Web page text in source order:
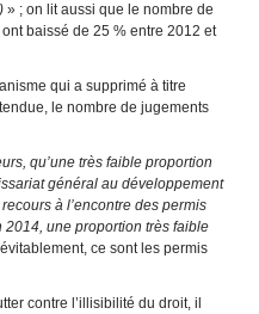
» ; on lit aussi que le nombre de
baissé de 25 % entre 2012 et
qui a supprimé à titre
le nombre de jugements
qu’une très faible proportion
général au développement
à l’encontre des permis
une proportion très faible
ce sont les permis
contre l’illisibilité du droit, il